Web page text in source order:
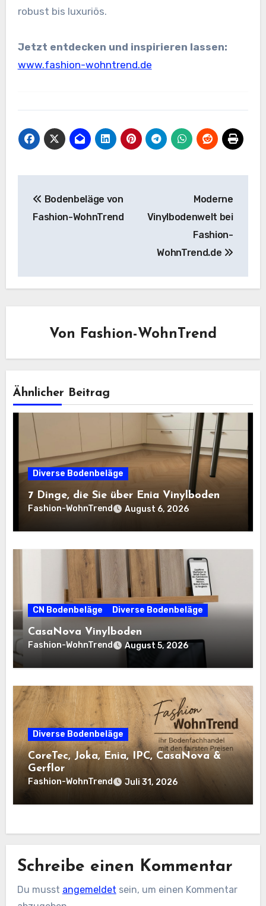
robust bis luxuriös.
Jetzt entdecken und inspirieren lassen:
www.fashion-wohntrend.de
Bodenbeläge von
Fashion-WohnTrend
Moderne
Vinylbodenwelt bei
Fashion-
WohnTrend.de
Von Fashion-WohnTrend
Ähnlicher Beitrag
Diverse Bodenbeläge
7 Dinge, die Sie über Enia Vinylboden
Fashion-WohnTrend August 6, 2026
CN Bodenbeläge Diverse Bodenbeläge
CasaNova Vinylboden
Fashion-WohnTrend August 5, 2026
Diverse Bodenbeläge
CoreTec, Joka, Enia, IPC, CasaNova &
Gerflor
Fashion-WohnTrend Juli 31, 2026
Schreibe einen Kommentar
Du musst angemeldet sein, um einen Kommentar